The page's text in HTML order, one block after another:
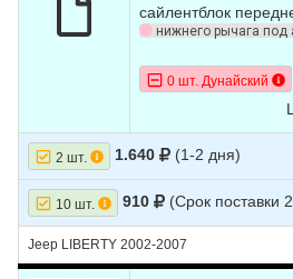
сайлентблок
нижнего рычага под
0 шт. Дунайский
2 шт. 1.640 (1-2 дня)
10 шт. 910 (Срок поставки
Jeep LIBERTY 2002-2007